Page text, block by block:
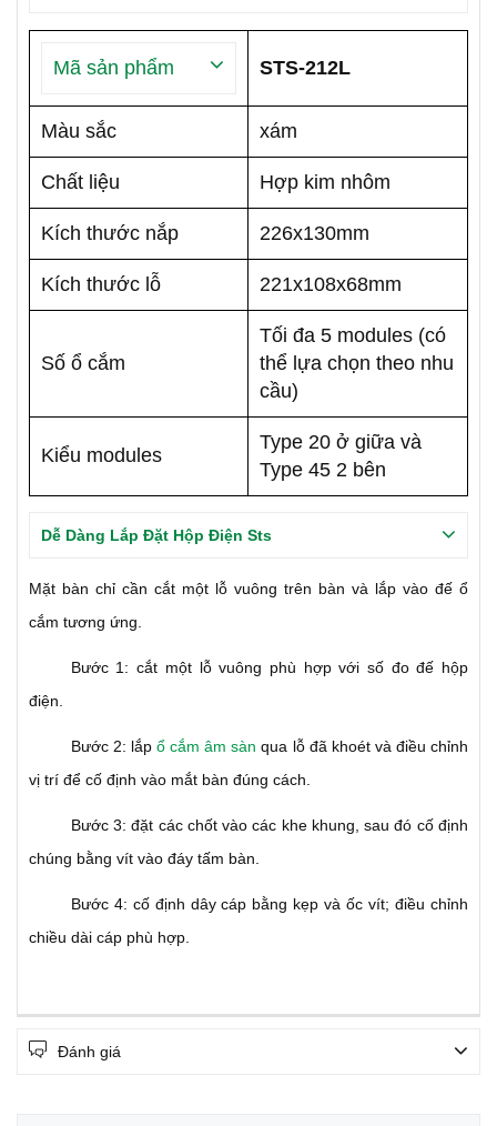
Mã sản phẩm STS-212L
Màu sắc xám
Chất liệu Hợp kim nhôm
Kích thước nắp 226x130mm
Kích thước lỗ 221x108x68mm
Số ổ cắm
Tối đa 5 modules (có
thể lựa chọn theo nhu
cầu)
Kiểu modules
Type 20 ở giữa và
Type 45 2 bên
Dễ Dàng Lắp Đặt Hộp Điện Sts
Mặt bàn chỉ cần cắt một lỗ vuông trên bàn và lắp vào đế ổ
cắm tương ứng.
Bước 1: cắt một lỗ vuông phù hợp với số đo đế hộp
điện.
Bước 2: lắpổ cắm âm sàn qua lỗ đã khoét và điều chỉnh
vị trí để cố định vào mắt bàn đúng cách.
Bước 3: đặt các chốt vào các khe khung, sau đó cố định
chúng bằng vít vào đáy tấm bàn.
Bước 4: cố định dây cáp bằng kẹp và ốc vít; điều chỉnh
chiều dài cáp phù hợp.
Đánh giá